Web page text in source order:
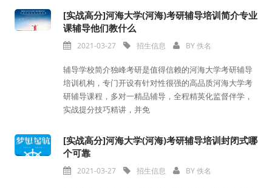
[实战高分]河海大学(河海)考研辅导培训简介专业
课辅导他们教什么
2021-03-27 招生信息 BY佚名
辅导学校简介独峰考研是值得信赖的河海大学考研辅导
培训机构，专门开设有针对性很强的高品质河海大学考
研辅导课程，多对一精品辅导，全程精英化监督伴学，
实战提分技巧精讲，并免
[实战高分]河海大学(河海)考研辅导培训封闭式哪
个可靠
2021-03-27 招生信息 BY佚名